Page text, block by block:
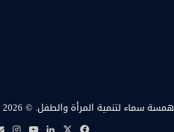
همسة سماء لتنمية المرأة والطفل. © 2026 جميع الحقوق محفوظة.